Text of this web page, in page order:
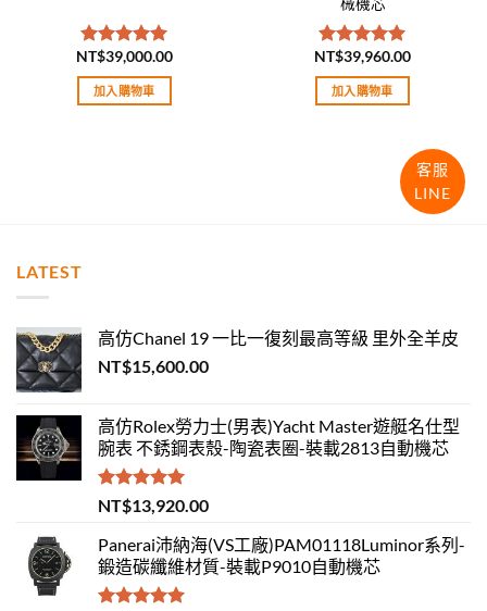
評分5.00
滿分 5
NT$39,000.00
加入購物車
評分5.00
滿分 5
NT$39,960.00
加入購物車
LATEST
高仿Chanel 19 一比一復刻最高等級 里外全羊皮
NT$15,600.00
高仿Rolex勞力士(男表)Yacht Master遊艇名仕型
腕表 不銹鋼表殼-陶瓷表圈-裝載2813自動機芯
評分5.00
滿分 5
NT$13,920.00
Panerai沛納海(VS工廠)PAM01118Luminor系列-
鍛造碳纖維材質-裝載P9010自動機芯
客服
LINE